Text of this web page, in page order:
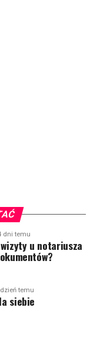
dni temu
u notariusza
temu
siebie